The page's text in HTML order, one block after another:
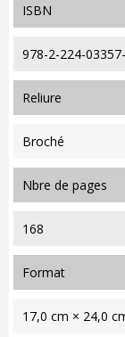
ISBN
978-2-224-
reliure
Broché
nbre de pages
168
format
17,0 cm × 24,0